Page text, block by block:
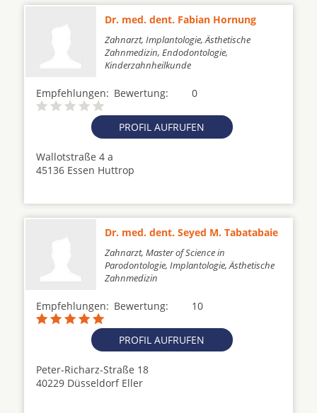
Dr. med. dent. Fabian Hornung
Zahnarzt, Implantologie, Ästhetische
Zahnmedizin, Endodontologie,
Kinderzahnheilkunde
Empfehlungen: 0
Bewertung:
PROFIL AUFRUFEN
Wallotstraße 4 a
45136 Essen Huttrop
Dr. med. dent. Seyed M. Tabatabaie
Zahnarzt, Master of Science in
Parodontologie, Implantologie, Ästhetische
Zahnmedizin
Empfehlungen: 10
Bewertung:
PROFIL AUFRUFEN
Peter-Richarz-Straße 18
40229 Düsseldorf Eller